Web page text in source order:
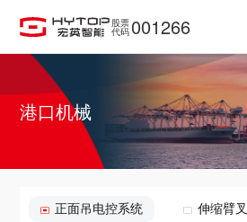
股票
代码 001266
港口机械
正面吊电控系统 伸缩臂